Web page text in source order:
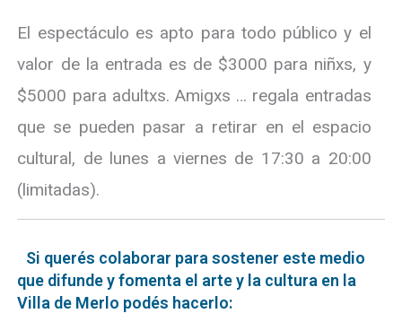
El espectáculo es apto para todo público y el
valor de la entrada es de $3000 para niñxs, y
$5000 para adultxs. Amigxs … regala entradas
que se pueden pasar a retirar en el espacio
cultural, de lunes a viernes de 17:30 a 20:00
(limitadas).
Si querés colaborar para sostener este medio
que difunde y fomenta el arte y la cultura en la
Villa de Merlo podés hacerlo: